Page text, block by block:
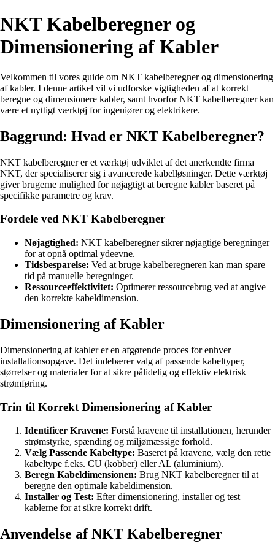
NKT Kabelberegner og
Dimensionering af Kabler
Velkommen til vores guide om NKT kabelberegner og dimensionering
af kabler. I denne artikel vil vi udforske vigtigheden af at korrekt
beregne og dimensionere kabler, samt hvorfor NKT kabelberegner kan
være et nyttigt værktøj for ingeniører og elektrikere.
Baggrund: Hvad er NKT Kabelberegner?
NKT kabelberegner er et værktøj udviklet af det anerkendte firma
NKT, der specialiserer sig i avancerede kabelløsninger. Dette værktøj
giver brugerne mulighed for nøjagtigt at beregne kabler baseret på
specifikke parametre og krav.
Fordele ved NKT Kabelberegner
Nøjagtighed: NKT kabelberegner sikrer nøjagtige beregninger
for at opnå optimal ydeevne.
Tidsbesparelse: Ved at bruge kabelberegneren kan man spare
tid på manuelle beregninger.
Ressourceeffektivitet: Optimerer ressourcebrug ved at angive
den korrekte kabeldimension.
Dimensionering af Kabler
Dimensionering af kabler er en afgørende proces for enhver
installationsopgave. Det indebærer valg af passende kabeltyper,
størrelser og materialer for at sikre pålidelig og effektiv elektrisk
strømføring.
Trin til Korrekt Dimensionering af Kabler
Identificer Kravene: Forstå kravene til installationen, herunder
strømstyrke, spænding og miljømæssige forhold.
Vælg Passende Kabeltype: Baseret på kravene, vælg den rette
kabeltype f.eks. CU (kobber) eller AL (aluminium).
Beregn Kabeldimensionen: Brug NKT kabelberegner til at
beregne den optimale kabeldimension.
Installer og Test: Efter dimensionering, installer og test
kablerne for at sikre korrekt drift.
Anvendelse af NKT Kabelberegner